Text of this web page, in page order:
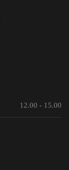
12.00 - 15.00